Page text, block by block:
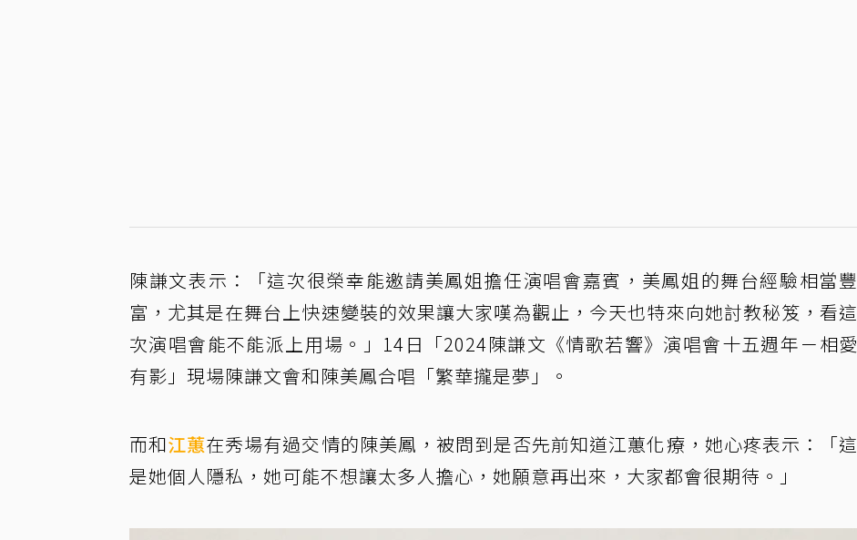
陳謙文表示：「這次很榮幸能邀請美鳳姐擔任演唱會嘉賓，美鳳姐的舞台經驗相當豐
富，尤其是在舞台上快速變裝的效果讓大家嘆為觀止，今天也特來向她討教秘笈，看這
次演唱會能不能派上用場。」14日「2024陳謙文《情歌若響》演唱會十五週年－相愛
有影」現場陳謙文會和陳美鳳合唱「繁華攏是夢」。
而和江蕙在秀場有過交情的陳美鳳，被問到是否先前知道江蕙化療，她心疼表示：「這
是她個人隱私，她可能不想讓太多人擔心，她願意再出來，大家都會很期待。」